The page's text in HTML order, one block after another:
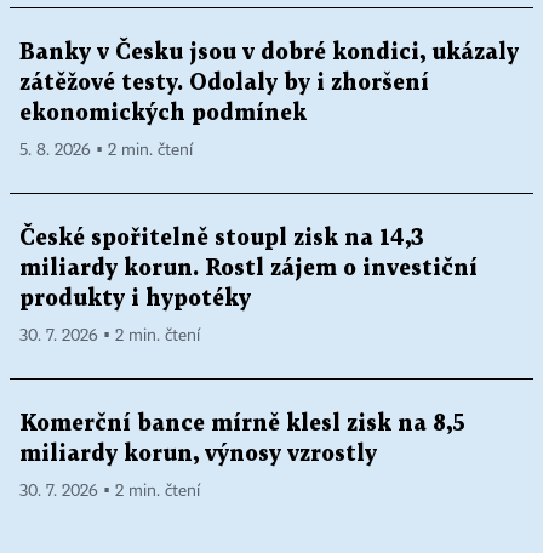
Banky v Česku jsou v dobré kondici, ukázaly
zátěžové testy. Odolaly by i zhoršení
ekonomických podmínek
5. 8. 2026 ▪ 2 min. čtení
České spořitelně stoupl zisk na 14,3
miliardy korun. Rostl zájem o investiční
produkty i hypotéky
30. 7. 2026 ▪ 2 min. čtení
Komerční bance mírně klesl zisk na 8,5
miliardy korun, výnosy vzrostly
30. 7. 2026 ▪ 2 min. čtení